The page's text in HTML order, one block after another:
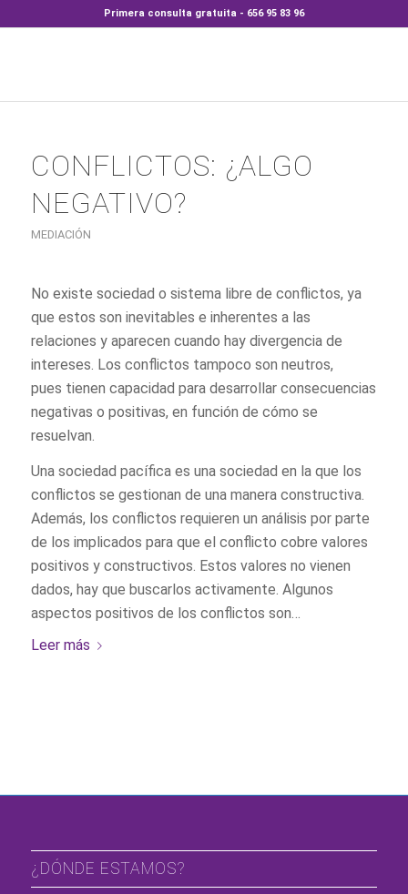
Primera consulta gratuita - 656 95 83 96
CONFLICTOS: ¿ALGO
NEGATIVO?
MEDIACIÓN
No existe sociedad o sistema libre de conflictos, ya
que estos son inevitables e inherentes a las
relaciones y aparecen cuando hay divergencia de
intereses. Los conflictos tampoco son neutros,
pues tienen capacidad para desarrollar consecuencias
negativas o positivas, en función de cómo se
resuelvan.
Una sociedad pacífica es una sociedad en la que los
conflictos se gestionan de una manera constructiva.
Además, los conflictos requieren un análisis por parte
de los implicados para que el conflicto cobre valores
positivos y constructivos. Estos valores no vienen
dados, hay que buscarlos activamente. Algunos
aspectos positivos de los conflictos son…
Leer más
¿DÓNDE ESTAMOS?